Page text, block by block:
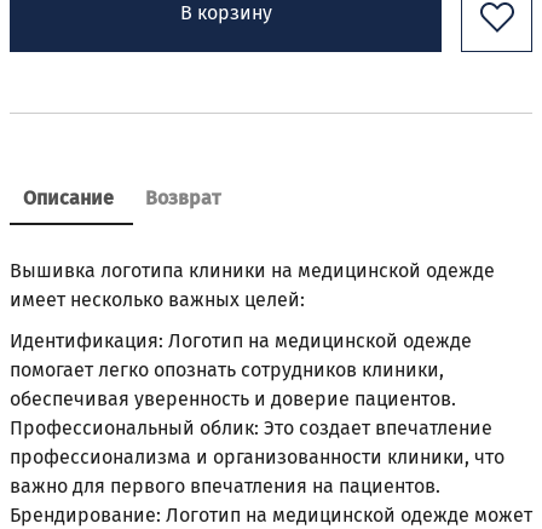
В корзину
Описание Возврат
Вышивка логотипа клиники на медицинской одежде
имеет несколько важных целей:
Идентификация: Логотип на медицинской одежде
помогает легко опознать сотрудников клиники,
обеспечивая уверенность и доверие пациентов.
Профессиональный облик: Это создает впечатление
профессионализма и организованности клиники, что
важно для первого впечатления на пациентов.
Брендирование: Логотип на медицинской одежде может